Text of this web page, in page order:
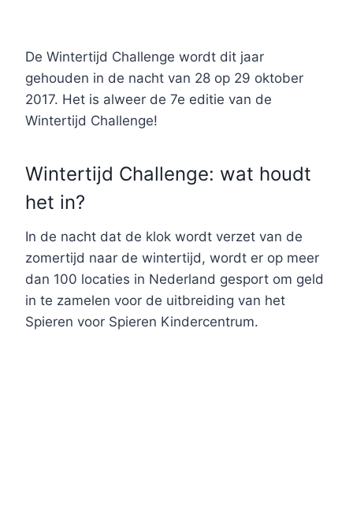
De Wintertijd Challenge wordt dit jaar
gehouden in de nacht van 28 op 29 oktober
2017. Het is alweer de 7e editie van de
Wintertijd Challenge!
Wintertijd Challenge: wat houdt
het in?
In de nacht dat de klok wordt verzet van de
zomertijd naar de wintertijd, wordt er op meer
dan 100 locaties in Nederland gesport om geld
in te zamelen voor de uitbreiding van het
Spieren voor Spieren Kindercentrum.